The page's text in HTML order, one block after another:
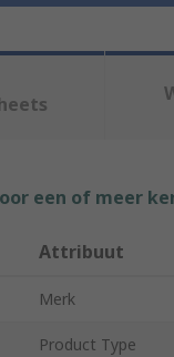
een of meer
Attribuut
Merk
Product Type